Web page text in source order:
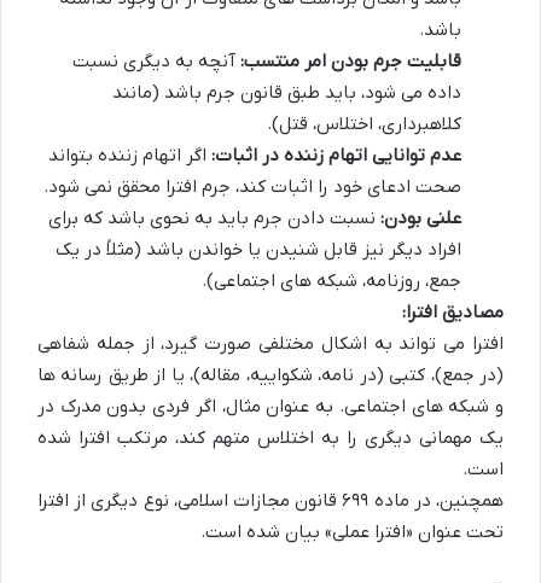
باشد.
قابلیت جرم بودن امر منتسب: آنچه به دیگری نسبت
داده می شود، باید طبق قانون جرم باشد (مانند
کلاهبرداری، اختلاس، قتل).
عدم توانایی اتهام زننده در اثبات: اگر اتهام زننده بتواند
صحت ادعای خود را اثبات کند، جرم افترا محقق نمی شود.
علنی بودن: نسبت دادن جرم باید به نحوی باشد که برای
افراد دیگر نیز قابل شنیدن یا خواندن باشد (مثلاً در یک
جمع، روزنامه، شبکه های اجتماعی).
مصادیق افترا:
افترا می تواند به اشکال مختلفی صورت گیرد، از جمله شفاهی
(در جمع)، کتبی (در نامه، شکواییه، مقاله)، یا از طریق رسانه ها
و شبکه های اجتماعی. به عنوان مثال، اگر فردی بدون مدرک در
یک مهمانی دیگری را به اختلاس متهم کند، مرتکب افترا شده
است.
همچنین، در ماده ۶۹۹ قانون مجازات اسلامی، نوع دیگری از افترا
تحت عنوان «افترا عملی» بیان شده است.